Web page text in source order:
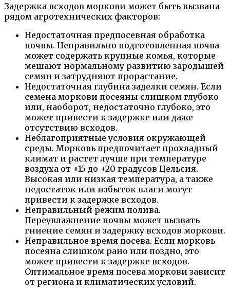
Задержка всходов моркови может быть вызвана
рядом агротехнических факторов:
Недостаточная предпосевная обработка
почвы. Неправильно подготовленная почва
может содержать крупные комья, которые
мешают нормальному развитию зародышей
семян и затрудняют прорастание.
Недостаточная глубина заделки семян. Если
семена моркови посеяны слишком глубоко
или, наоборот, недостаточно глубоко, это
может привести к задержке или даже
отсутствию всходов.
Неблагоприятные условия окружающей
среды. Морковь предпочитает прохладный
климат и растет лучше при температуре
воздуха от +15 до +20 градусов Цельсия.
Высокая или низкая температура, а также
недостаток или избыток влаги могут
привести к задержке всходов.
Неправильный режим полива.
Переувлажнение почвы может вызвать
гниение семян и задержку всходов моркови.
Неправильное время посева. Если морковь
посеяна слишком рано или поздно, это
может привести к задержке всходов.
Оптимальное время посева моркови зависит
от региона и климатических условий.